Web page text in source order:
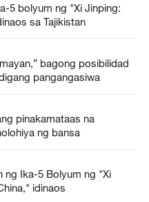
5 bolyum ng "Xi Jinping:
sa Tajikistan
bagong posibilidad
pangangasiwa
pinakamataas na
ng bansa
ng Ika-5 Bolyum ng "Xi
idinaos